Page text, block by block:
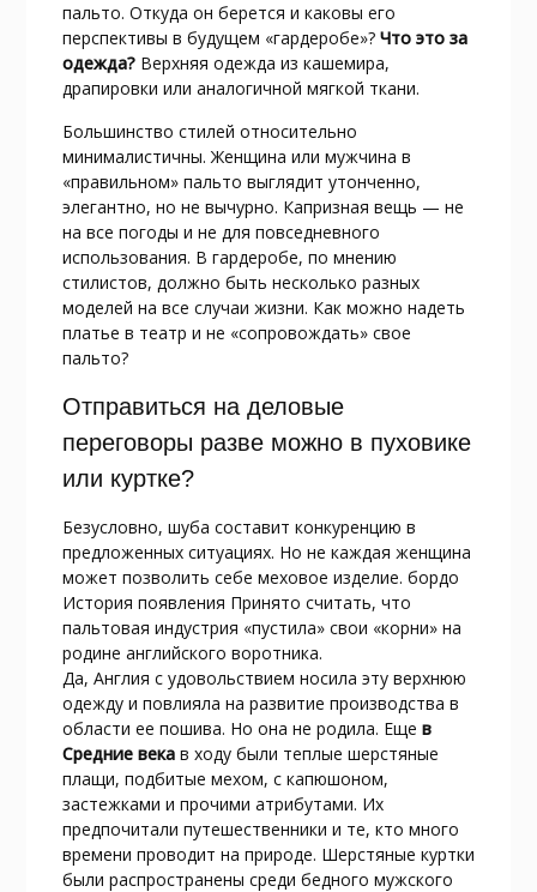
пальто. Откуда он берется и каковы его
перспективы в будущем «гардеробе»? Что это за
одежда?Верхняя одежда из кашемира,
драпировки или аналогичной мягкой ткани.
Большинство стилей относительно
минималистичны. Женщина или мужчина в
«правильном» пальто выглядит утонченно,
элегантно, но не вычурно. Капризная вещь — не
на все погоды и не для повседневного
использования. В гардеробе, по мнению
стилистов, должно быть несколько разных
моделей на все случаи жизни. Как можно надеть
платье в театр и не «сопровождать» свое
пальто?
Отправиться на деловые
переговоры разве можно в пуховике
или куртке?
Безусловно, шуба составит конкуренцию в
предложенных ситуациях. Но не каждая женщина
может позволить себе меховое изделие. бордо
История появления Принято считать, что
пальтовая индустрия «пустила» свои «корни» на
родине английского воротника.
Да, Англия с удовольствием носила эту верхнюю
одежду и повлияла на развитие производства в
области ее пошива. Но она не родила. Еще в
Средние векав ходу были теплые шерстяные
плащи, подбитые мехом, с капюшоном,
застежками и прочими атрибутами. Их
предпочитали путешественники и те, кто много
времени проводит на природе. Шерстяные куртки
были распространены среди бедного мужского